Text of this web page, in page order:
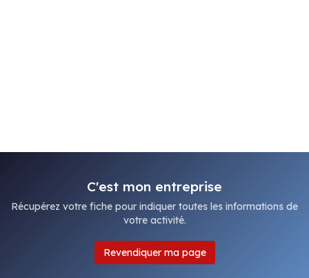
C'est mon entreprise
Récupérez votre fiche pour indiquer toutes les informations de
votre activité.
Revendiquer ma page